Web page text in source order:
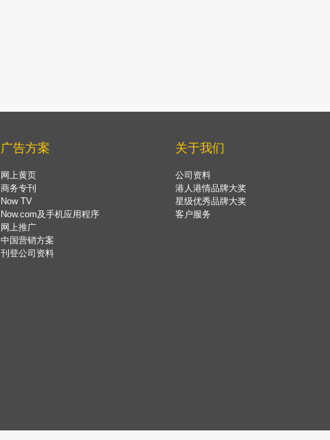
广告方案
网上黄页
商务专刊
Now TV
Now.com及手机应用程序
网上推广
中国营销方案
刊登公司资料
关于我们
公司资料
港人港情品牌大奖
星级优秀品牌大奖
客户服务